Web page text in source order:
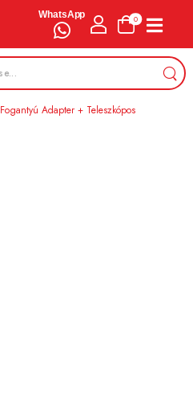
WhatsApp 0
Fogantyú Adapter + Teleszkópos